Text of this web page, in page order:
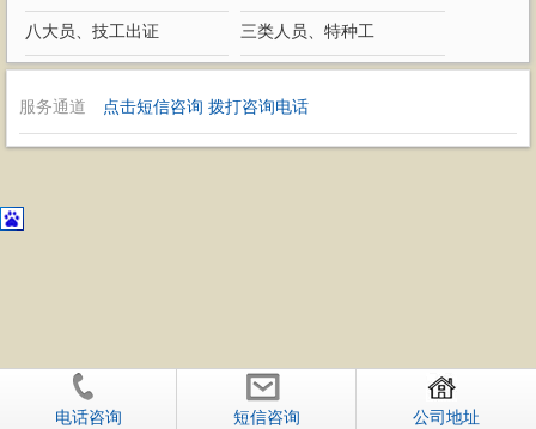
八大员、技工出证 三类人员、特种工
服务通道 点击短信咨询 拨打咨询电话
电话咨询 短信咨询 公司地址